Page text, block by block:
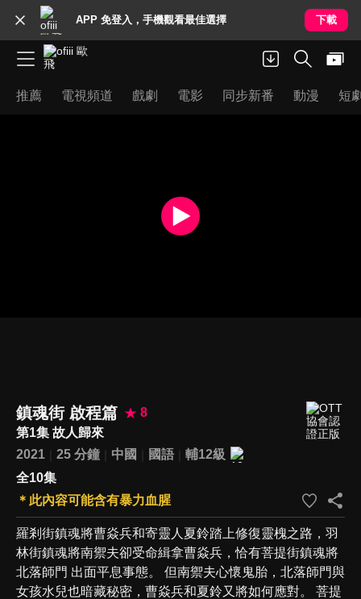
APP 免登入，手機觀看最佳選擇 下載
推薦 電視頻道 戲劇 電影 同步新番 動漫 短
鎮魂街 啟程篇
8
第1集 故人歸來
2021
25 分鐘 中國 國語
輔12級
全10集
＊此內容可能含有暴力血腥
羅剎街鎮魂將曹焱兵和寄靈人夏鈴踏上修復靈槐之路，羽
林街鎮魂將南禦夫卻受命緝拿曹焱兵，恰有菩提街鎮魂將
北落師門 出面平息事態。 但南禦夫心懷鬼胎，北落師門與
女孩水兒也暗藏秘密，曹焱兵和夏鈴又將如何應對。 菩提